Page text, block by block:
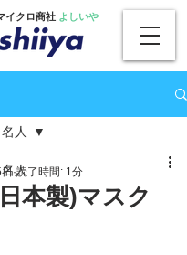
イクロ商社 よしいや
人
人
本製)マスク
読了時間: 1分